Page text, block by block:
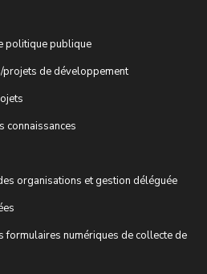
politique publique
de développement
connaissances
organisations et gestion déléguée
formulaires numériques de collecte de